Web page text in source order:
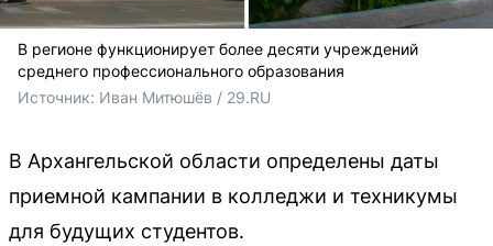
В регионе функционирует более десяти учреждений
среднего профессионального образования
Источник: Иван Митюшёв / 29.RU
В Архангельской области определены даты
приемной кампании в колледжи и техникумы
для будущих студентов.